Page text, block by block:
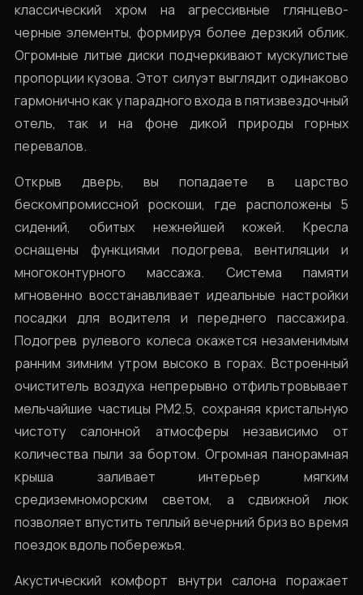
классический хром на агрессивные глянцево-
черные элементы, формируя более дерзкий облик.
Огромные литые диски подчеркивают мускулистые
пропорции кузова. Этот силуэт выглядит одинаково
гармонично как у парадного входа в пятизвездочный
отель, так и на фоне дикой природы горных
перевалов.
Открыв дверь, вы попадаете в царство
бескомпромиссной роскоши, где расположены 5
сидений, обитых нежнейшей кожей. Кресла
оснащены функциями подогрева, вентиляции и
многоконтурного массажа. Система памяти
мгновенно восстанавливает идеальные настройки
посадки для водителя и переднего пассажира.
Подогрев рулевого колеса окажется незаменимым
ранним зимним утром высоко в горах. Встроенный
очиститель воздуха непрерывно отфильтровывает
мельчайшие частицы PM2.5, сохраняя кристальную
чистоту салонной атмосферы независимо от
количества пыли за бортом. Огромная панорамная
крыша заливает интерьер мягким
средиземноморским светом, а сдвижной люк
позволяет впустить теплый вечерний бриз во время
поездок вдоль побережья.
Акустический комфорт внутри салона поражает